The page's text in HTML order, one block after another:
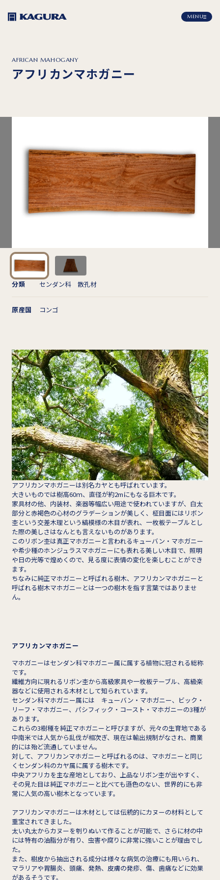
MENU
AFRICAN MAHOGANY
アフリカンマホガニー
分類 センダン科 散孔材
原産国 コンゴ
アフリカンマホガニーは別名カヤとも呼ばれています。
大きいものでは樹高60ｍ、直径が約2mにもなる巨木です。
家具材の他、内装材、楽器等幅広い用途で使われていますが、白太
部分と赤褐色の心材のグラデーションが美しく、柾目面にはリボン
杢という交差木理という縞模様の木目が表れ、一枚板テーブルとし
た際の美しさはなんとも言えないものがあります。
このリボン杢は真正マホガニーと言われるキューバン・マホガニー
や希少種のホンジュラスマホガニーにも表れる美しい木目で、照明
や日の光等で煌めくので、見る度に表情の変化を楽しむことができ
ます。
ちなみに純正マホガニーと呼ばれる樹木、アフリカンマホガニーと
呼ばれる樹木マホガニーとは一つの樹木を指す言葉ではありませ
ん。
アフリカンマホガニー
マホガニーはセンダン科マホガニー属に属する植物に冠される総称
です。
繊維方向に現れるリボン杢から高級家具や一枚板テーブル、高級楽
器などに使用される木材として知られています。
センダン科マホガニー属には キューバン・マホガニー、ビック・
リーフ・マホガニー、パシフィック・コースト・マホガニーの3種が
あります。
これらの3樹種を純正マホガニーと呼びますが、元々の生育地である
中南米では人気から乱伐が相次ぎ、現在は輸出規制がなされ、商業
的には殆ど流通していません。
対して、アフリカンマホガニーと呼ばれるのは、マホガニーと同じ
くセンダン科のカヤ属に属する樹木です。
中央アフリカを主な産地としており、上品なリボン杢が出やすく、
その見た目は純正マホガニーと比べても遜色のない、世界的にも非
常に人気の高い樹木となっています。
アフリカンマホガニーは木材としては伝統的にカヌーの材料として
重宝されてきました。
太い丸太からカヌーを刳りぬいて作ることが可能で、さらに材の中
には特有の油脂分が有り、虫害や腐りに非常に強いことが理由でし
た。
また、樹皮から抽出される成分は様々な病気の治療にも用いられ、
マラリアや胃腸炎、頭痛、発熱、皮膚の発疹、傷、歯痛などに効果
があるそうです。